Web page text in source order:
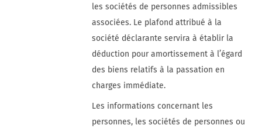
les sociétés de personnes admissibles
associées. Le plafond attribué à la
société déclarante servira à établir la
déduction pour amortissement à l’égard
des biens relatifs à la passation en
charges immédiate.
Les informations concernant les
personnes, les sociétés de personnes ou